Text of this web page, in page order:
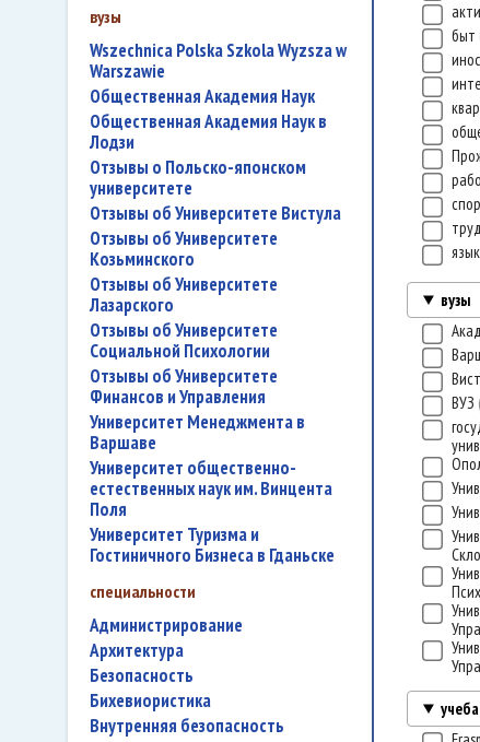
вузы
Wszechnica Polska Szkola Wyzsza w
Warszawie
Общественная Академия Наук
Общественная Академия Наук в
Лодзи
Отзывы о Польско-японском
университете
Отзывы об Университете Вистула
Отзывы об Университете
Козьминского
Отзывы об Университете
Лазарского
Отзывы об Университете
Социальной Психологии
Отзывы об Университете
Финансов и Управления
Университет Менеджмента в
Варшаве
Университет общественно-
естественных наук им. Винцента
Поля
Университет Туризма и
Гостиничного Бизнеса в Гданьске
специальности
администрирование
архитектура
безопасность
бихевиористика
внутренняя безопасность
быт
вузы
ВУЗ